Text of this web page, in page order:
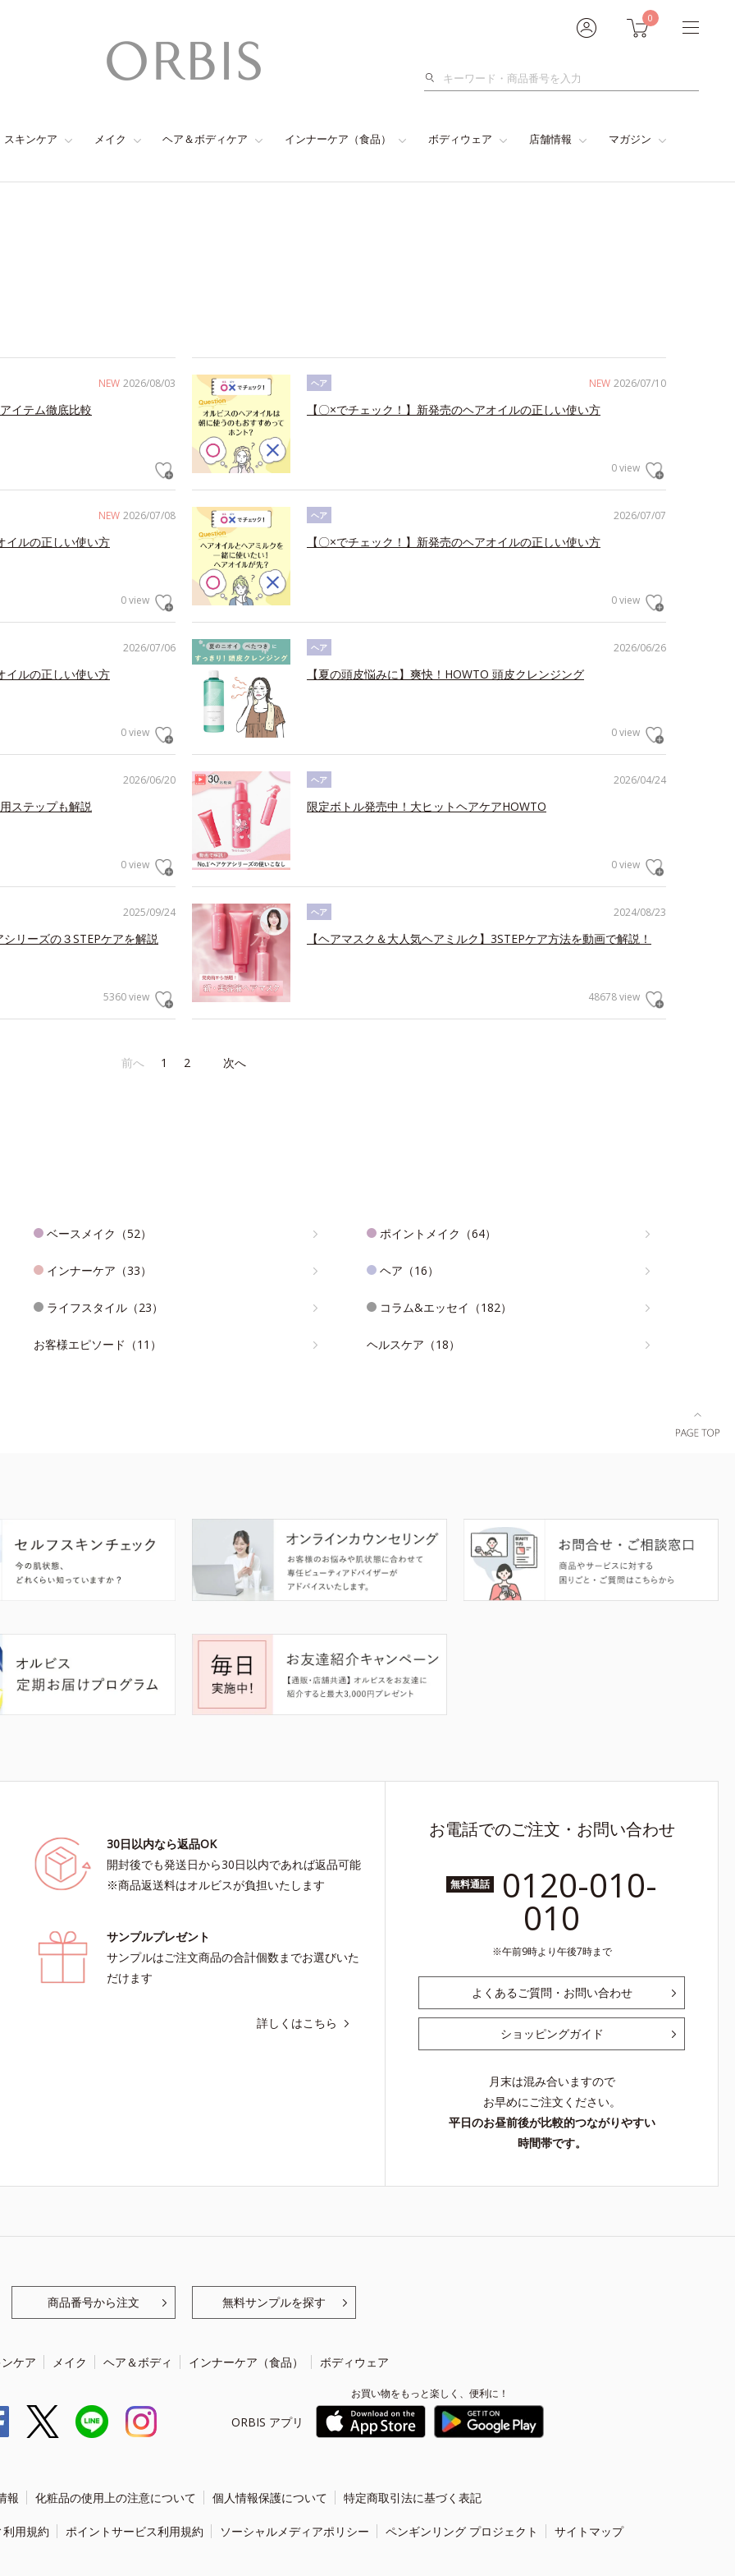
0
検
スキンケア メイク ヘア＆ボディケア インナーケア（食品） ボディウェア 店舗情報 マガジン
NEW 2026/08/03
イテム徹底比較
NEW 2026/07/10
ヘア
【〇×でチェック！】新発売のヘアオイルの正しい使い方
0 view
NEW 2026/07/08
イルの正しい使い方
0 view
2026/07/07
ヘア
【〇×でチェック！】新発売のヘアオイルの正しい使い方
0 view
2026/07/06
イルの正しい使い方
0 view
2026/06/26
ヘア
【夏の頭皮悩みに】爽快！HOWTO 頭皮クレンジング
0 view
2026/06/20
ステップも解説
0 view
2026/04/24
ヘア
限定ボトル発売中！大ヒットヘアケアHOWTO
0 view
2025/09/24
リーズの３STEPケアを解説
5360 view
2024/08/23
ヘア
【ヘアマスク＆大人気ヘアミルク】3STEPケア方法を動画で解説！
48678 view
前へ 1 2 次へ
ベースメイク（52） ポイントメイク（64）
インナーケア（33） ヘア（16）
ライフスタイル（23） コラム&エッセイ（182）
お客様エピソード（11） ヘルスケア（18）
30日以内なら返品OK
開封後でも発送日から30日以内であれば返品可能
※商品返送料はオルビスが負担いたします
サンプルプレゼント
サンプルはご注文商品の合計個数までお選びいた
だけます
詳しくはこちら
お電話でのご注文・お問い合わせ
無料通話 0120-010-
010
午前9時より午後7時まで
よくあるご質問・お問い合わせ
ショッピングガイド
月末は混み合いますので
お早めにご注文ください。
平日のお昼前後が比較的つながりやすい
時間帯です。
商品番号から注文 無料サンプルを探す
ケア メイク ヘア＆ボディ インナーケア（食品） ボディウェア
ORBIS アプリ
お買い物をもっと楽しく、便利に！
報 化粧品の使用上の注意について 個人情報保護について 特定商取引法に基づく表記
用規約 ポイントサービス利用規約 ソーシャルメディアポリシー ペンギンリング プロジェクト サイトマップ